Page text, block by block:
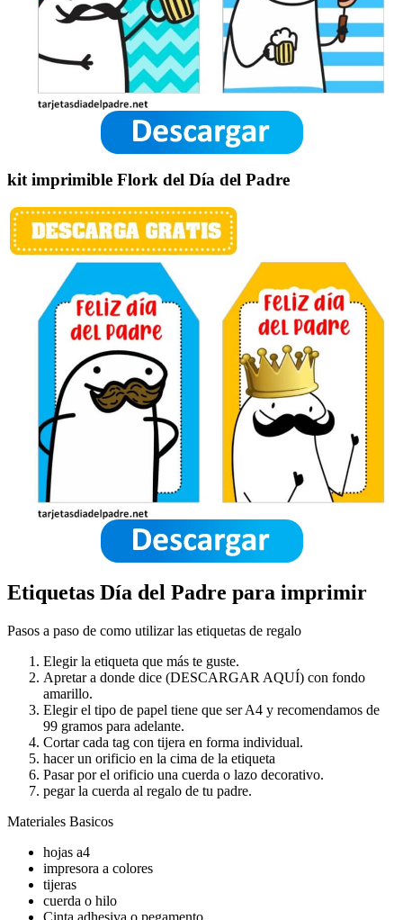
kit imprimible Flork del Día del Padre
Etiquetas Día del Padre para imprimir
Pasos a paso de como utilizar las etiquetas de regalo
Elegir la etiqueta que más te guste.
Apretar a donde dice (DESCARGAR AQUÍ) con fondo
amarillo.
Elegir el tipo de papel tiene que ser A4 y recomendamos de
99 gramos para adelante.
Cortar cada tag con tijera en forma individual.
hacer un orificio en la cima de la etiqueta
Pasar por el orificio una cuerda o lazo decorativo.
pegar la cuerda al regalo de tu padre.
Materiales Basicos
hojas a4
impresora a colores
tijeras
cuerda o hilo
Cinta adhesiva o pegamento.